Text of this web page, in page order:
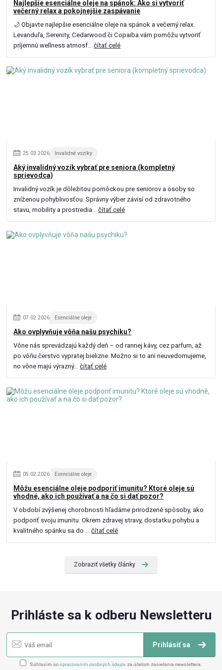
Najlepšie esenciálne oleje na spánok: Ako si vytvoriť
večerný relax a pokojnejšie zaspávanie
🌙 Objavte najlepšie esenciálne oleje na spánok a večerný relax.
Levanduľa, Serenity, Cedarwood či Copaiba vám pomôžu vytvoriť
príjemnú wellness atmosf...čítať celé
25.03.2026 Invalidné vozíky
Aký invalidný vozík vybrať pre seniora (kompletný
sprievodca)
Invalidný vozík je dôležitou pomôckou pre seniorov a osoby so
zníženou pohyblivosťou. Správny výber závisí od zdravotného
stavu, mobility a prostredia...čítať celé
07.02.2026 Esenciálne oleje
Ako ovplyvňuje vôňa našu psychiku?
Vône nás sprevádzajú každý deň – od rannej kávy, cez parfum, až
po vôňu čerstvo vypratej bielizne. Možno si to ani neuvedomujeme,
no vône majú výrazný...čítať celé
05.02.2026 Esenciálne oleje
Môžu esenciálne oleje podporiť imunitu? Ktoré oleje sú
vhodné, ako ich používať a na čo si dať pozor?
V období zvýšenej chorobnosti hľadáme prirodzené spôsoby, ako
podporiť svoju imunitu. Okrem zdravej stravy, dostatku pohybu a
kvalitného spánku sa do ...čítať celé
Zobraziť všetky články
Prihláste sa k odberu Newsletteru
Prihlásiť sa
Súhlasím so spracovaním osobných údajov za účelom zasielania newslettera.